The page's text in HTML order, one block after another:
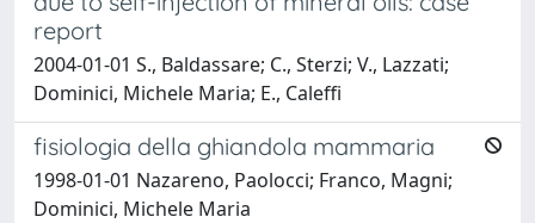
report
2004-01-01 S., Baldassare; C., Sterzi; V., Lazzati;
Dominici, Michele Maria; E., Caleffi
fisiologia della ghiandola mammaria
1998-01-01 Nazareno, Paolocci; Franco, Magni;
Dominici, Michele Maria